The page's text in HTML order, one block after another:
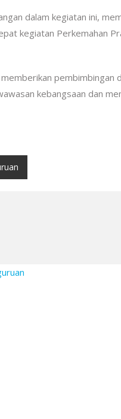
dalam kegiatan ini,
kegiatan Perkemahan
pembimbingan
kebangsaan dan